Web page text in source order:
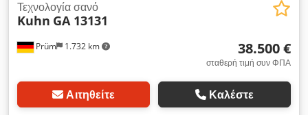
Prüm 1.732 km
Τεχνολογία σανό
Kuhn GA 13131
38.500 €
σταθερή τιμή συν ΦΠΑ
Αιτηθείτε Καλέστε